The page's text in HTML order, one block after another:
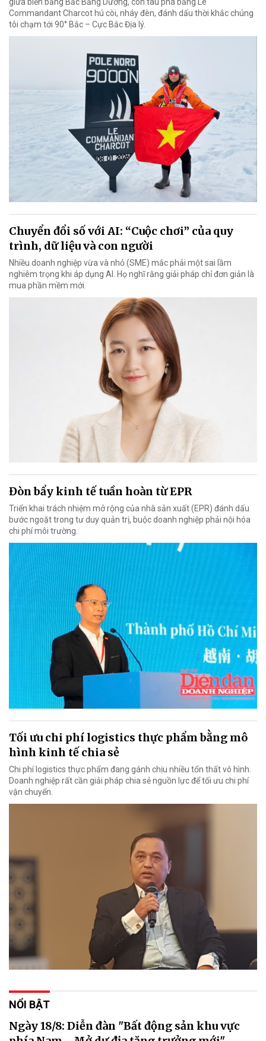
Commandant Charcot hú còi, nháy đèn, đánh dấu thời khắc chúng
tôi chạm tới 90° Bắc – Cực Bắc Địa lý.
Chuyển đổi số với AI: “Cuộc chơi” của quy
trình, dữ liệu và con người
Nhiều doanh nghiệp vừa và nhỏ (SME) mắc phải một sai lầm
nghiêm trọng khi áp dụng AI. Họ nghĩ rằng giải pháp chỉ đơn giản là
mua phần mềm mới.
Đòn bẩy kinh tế tuần hoàn từ EPR
Triển khai trách nhiệm mở rộng của nhà sản xuất (EPR) đánh dấu
bước ngoặt trong tư duy quản trị, buộc doanh nghiệp phải nội hóa
chi phí môi trường.
Tối ưu chi phí logistics thực phẩm bằng mô
hình kinh tế chia sẻ
Chi phí logistics thực phẩm đang gánh chịu nhiều tổn thất vô hình.
Doanh nghiệp rất cần giải pháp chia sẻ nguồn lực để tối ưu chi phí
vận chuyển.
NỔI BẬT
Ngày 18/8: Diễn đàn "Bất động sản khu vực